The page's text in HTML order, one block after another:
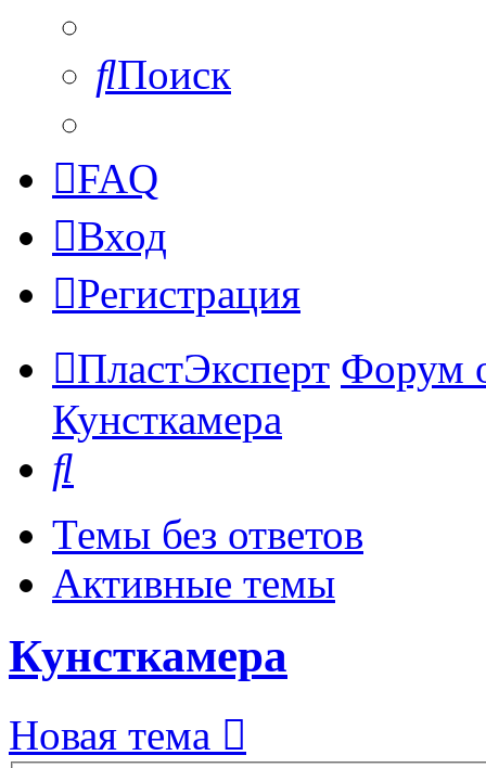
Поиск
FAQ
Вход
Регистрация
ПластЭксперт Форум
Кунсткамера
Темы без ответов
Активные темы
Кунсткамера
Новая тема